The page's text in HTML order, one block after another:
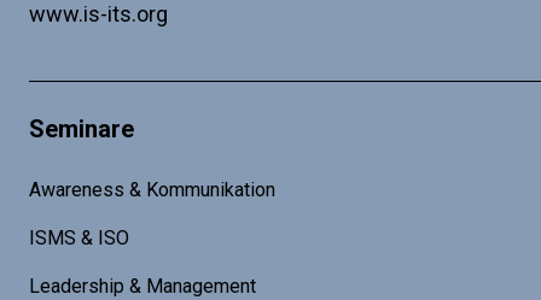
www.is-its.org
Seminare
Awareness & Kommunikation
ISMS & ISO
Leadership & Management